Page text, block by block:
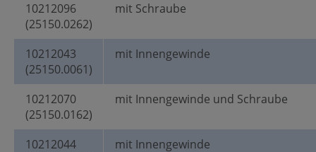
10212096
(25150.0262)
mit Schraube
10212043
(25150.0061)
mit Innengewinde
10212070
(25150.0162)
mit Innengewinde und Schraube
10212044
mit Innengewinde